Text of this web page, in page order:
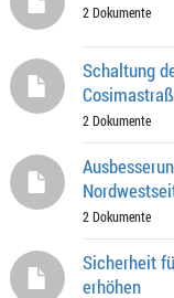
2 Dokumente
Schaltung
2 Dokumente
2 Dokumente
Sicherheit
erhöhen